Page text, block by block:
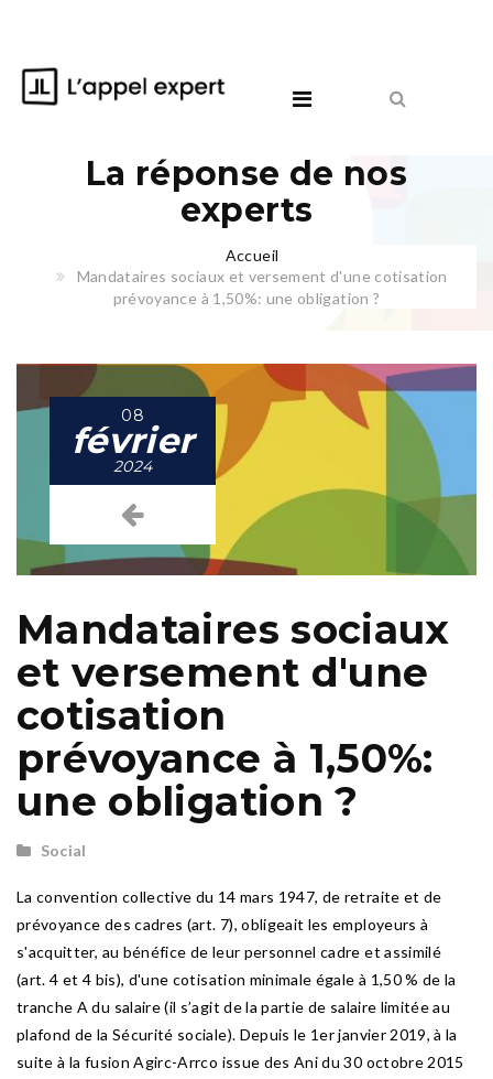
La réponse de nos
experts
Accueil
Mandataires sociaux et versement d'une cotisation
prévoyance à 1,50%: une obligation ?
08
février
2024
Mandataires sociaux
et versement d'une
cotisation
prévoyance à 1,50%:
une obligation ?
Social
La convention collective du 14 mars 1947, de retraite et de
prévoyance des cadres (art. 7), obligeait les employeurs à
s'acquitter, au bénéfice de leur personnel cadre et assimilé
(art. 4 et 4 bis), d'une cotisation minimale égale à 1,50 % de la
tranche A du salaire (il s’agit de la partie de salaire limitée au
plafond de la Sécurité sociale). Depuis le 1er janvier 2019, à la
suite à la fusion Agirc-Arrco issue des Ani du 30 octobre 2015